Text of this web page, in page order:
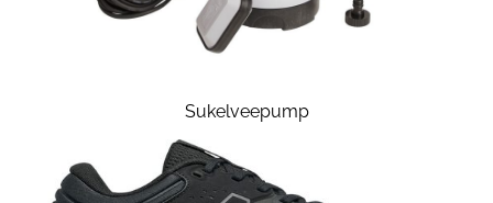
Sukelveepump